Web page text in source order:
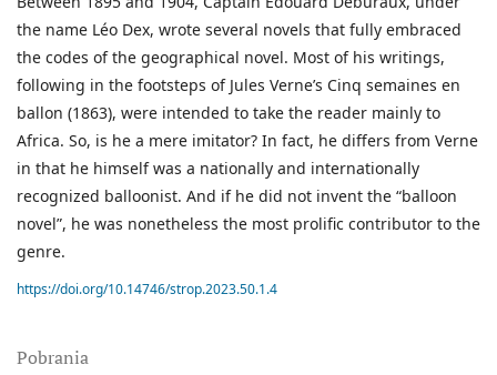
the name Léo Dex, wrote several novels that fully embraced
the codes of the geographical novel. Most of his writings,
following in the footsteps of Jules Verne’s Cinq semaines en
ballon (1863), were intended to take the reader mainly to
Africa. So, is he a mere imitator? In fact, he differs from Verne
in that he himself was a nationally and internationally
recognized balloonist. And if he did not invent the “balloon
novel”, he was nonetheless the most prolific contributor to the
genre.
https://doi.org/10.14746/strop.2023.50.1.4
Pobrania